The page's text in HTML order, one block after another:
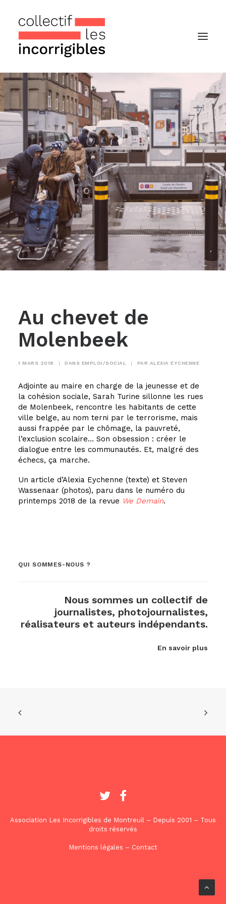
Le collectif
Nos actualités
Notre « Incolettre » mensuelle
Recherche
Au chevet de
Molenbeek
1 MARS 2018 | DANS EMPLOI/SOCIAL | PAR ALEXIA EYCHENNE
Adjointe au maire en charge de la jeunesse et de
la cohésion sociale, Sarah Turine sillonne les rues
de Molenbeek, rencontre les habitants de cette
ville belge, au nom terni par le terrorisme, mais
aussi frappée par le chômage, la pauvreté,
l’exclusion scolaire… Son obsession : créer le
dialogue entre les communautés. Et, malgré des
échecs, ça marche.
Un article d’Alexia Eychenne (texte) et Steven
Wassenaar (photos), paru dans le numéro du
printemps 2018 de la revue We Demain.
QUI SOMMES-NOUS ?
Nous sommes un collectif de
journalistes, photojournalistes,
réalisateurs et auteurs indépendants.
En savoir plus
Association Les Incorrigibles de Montreuil – Depuis 2001 – Tous
droits réservés
Mentions légales – Contact